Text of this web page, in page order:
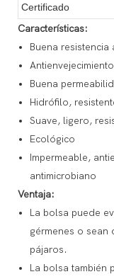
Certificado
Características:
Buena
Buena
Hidrófilo,
Suave, ligero,
Ecológico
Impermeable,
antimicrobiano
Ventaja:
La bolsa puede
gérmenes o sean
pájaros.
La bolsa también